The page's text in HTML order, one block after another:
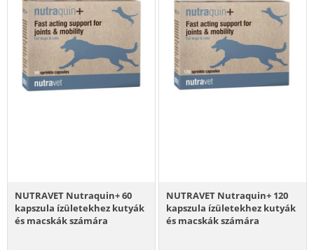
NUTRAVET Nutraquin+ 60
kapszula ízületekhez kutyák
és macskák számára
NUTRAVET Nutraquin+ 120
kapszula ízületekhez kutyák
és macskák számára